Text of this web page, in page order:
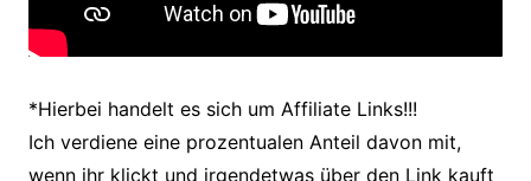
*Hierbei handelt es sich um Affiliate Links!!!
Ich verdiene eine prozentualen Anteil davon mit,
wenn ihr klickt und irgendetwas über den Link kauft